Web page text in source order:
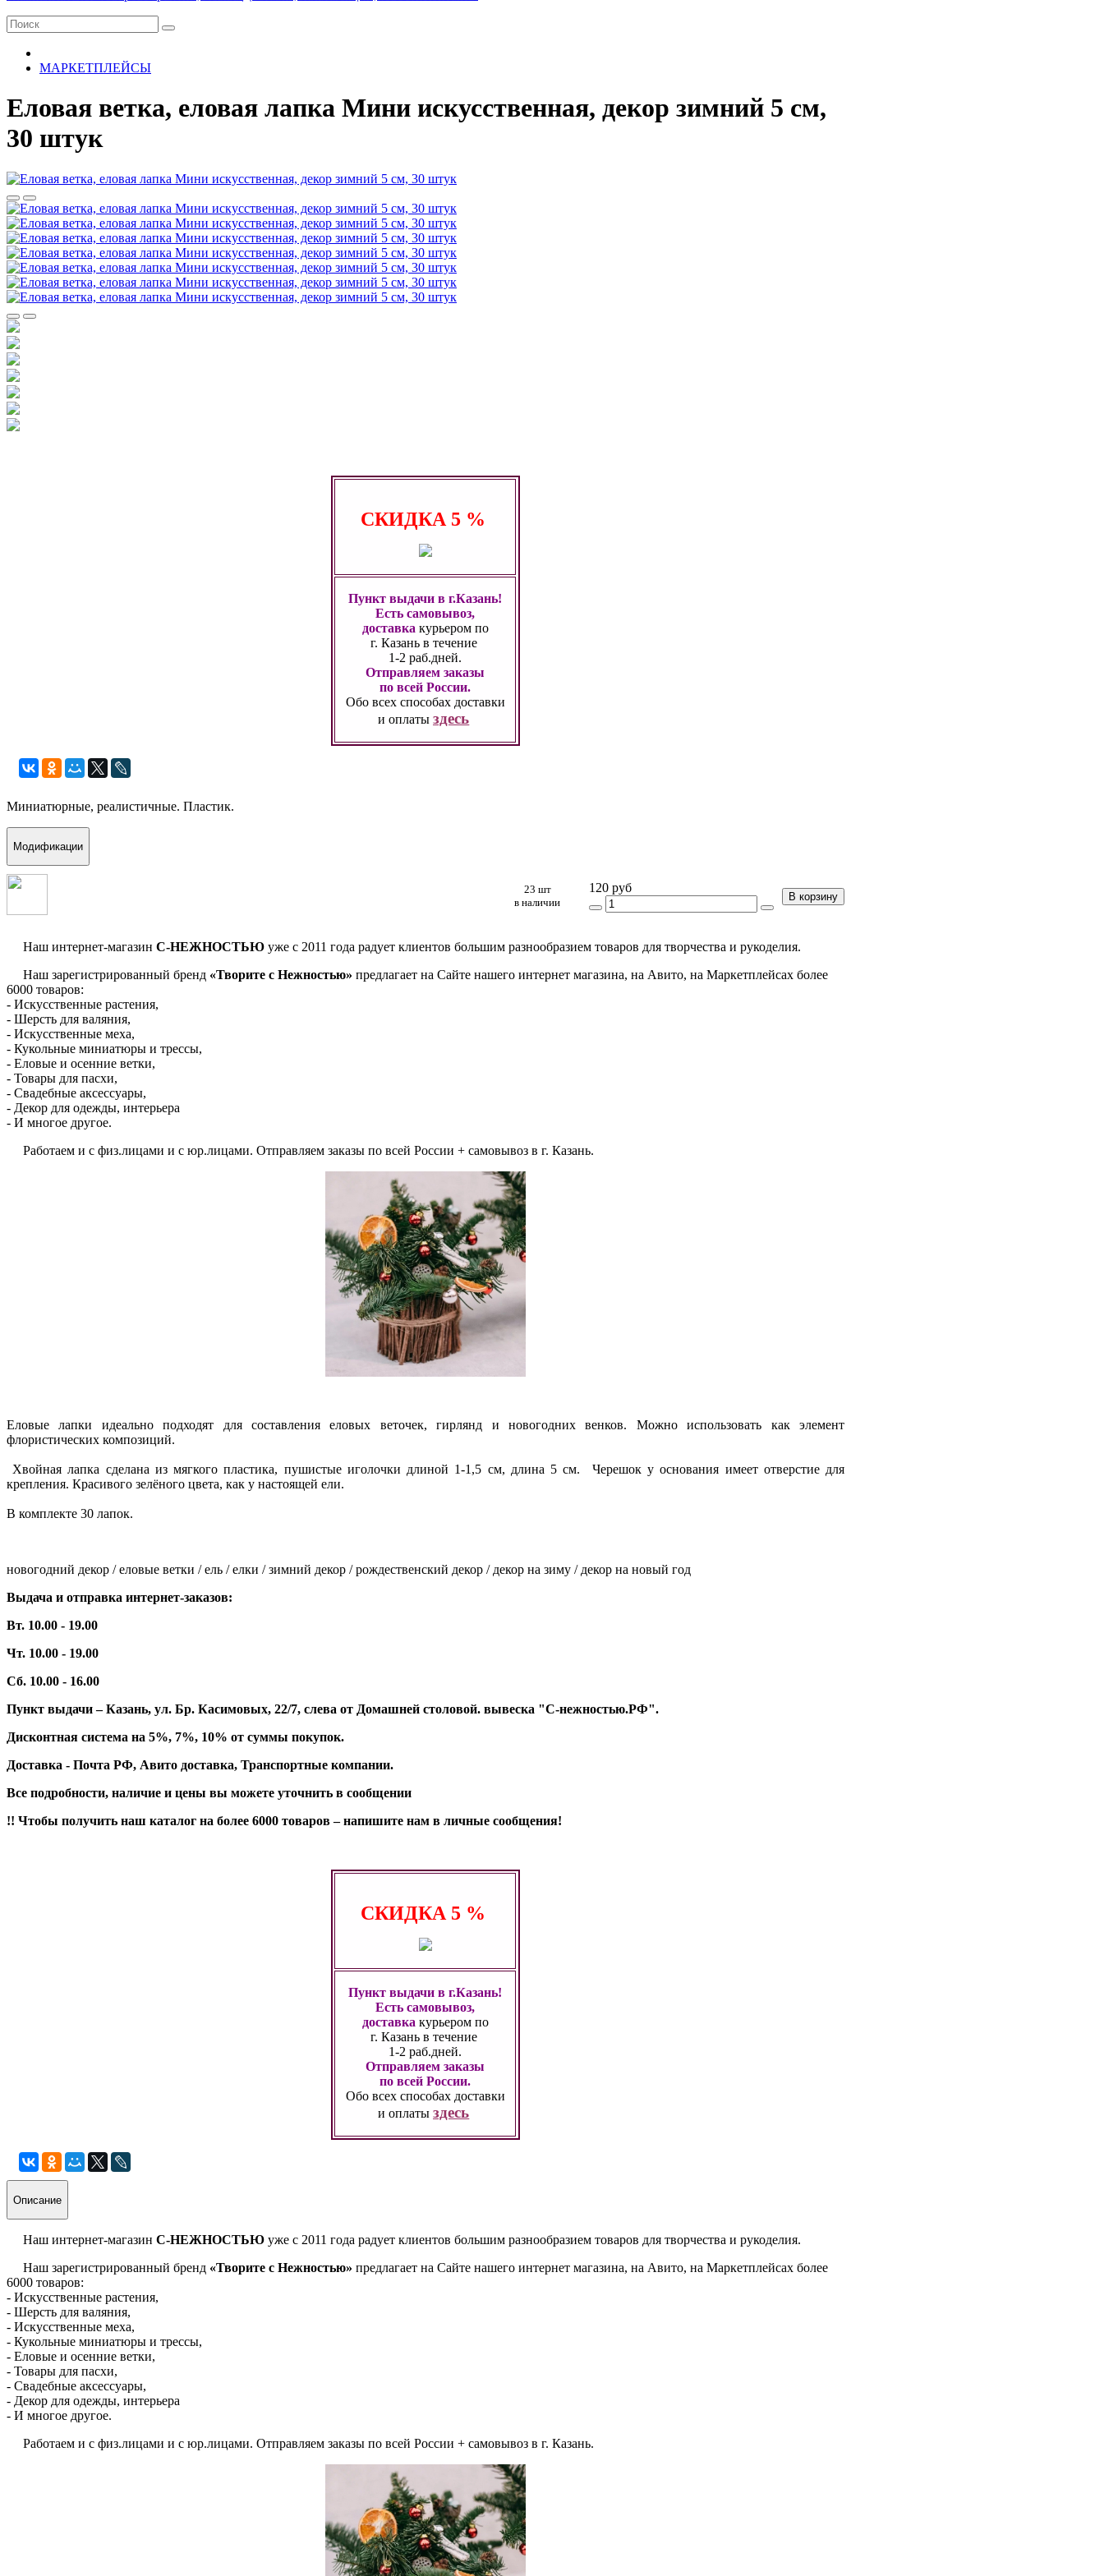
МАРКЕТПЛЕЙСЫ
Еловая ветка, еловая лапка Мини искусственная, декор зимний 5 см,
30 штук
СКИДКА 5 %
Пункт выдачи в г.Казань!
Есть самовывоз,
доставка курьером по
г. Казань в течение
1-2 раб.дней.
Отправляем заказы
по всей России.
Обо всех способах доставки
и оплатыздесь
Миниатюрные, реалистичные. Пластик.
Модификации
23 шт
в наличии
120 руб
В корзину
Наш интернет-магазин С-НЕЖНОСТЬЮ уже с 2011 года радует клиентов большим разнообразием товаров для творчества и рукоделия.
Наш зарегистрированный бренд «Творите с Нежностью» предлагает на Сайте нашего интернет магазина, на Авито, на Маркетплейсах более
6000 товаров:
- Искусственные растения,
- Шерсть для валяния,
- Искусственные меха,
- Кукольные миниатюры и трессы,
- Еловые и осенние ветки,
- Товары для пасхи,
- Свадебные аксессуары,
- Декор для одежды, интерьера
- И многое другое.
Работаем и с физ.лицами и с юр.лицами. Отправляем заказы по всей России + самовывоз в г. Казань.
Еловые лапки идеально подходят для составления еловых веточек, гирлянд и новогодних венков. Можно использовать как элемент
флористических композиций.
Хвойная лапка сделана из мягкого пластика, пушистые иголочки длиной 1-1,5 см, длина 5 см. Черешок у основания имеет отверстие для
крепления. Красивого зелёного цвета, как у настоящей ели.
В комплекте 30 лапок.
новогодний декор / еловые ветки / ель / елки / зимний декор / рождественский декор / декор на зиму / декор на новый год
Выдача и отправка интернет-заказов:
Вт. 10.00 - 19.00
Чт. 10.00 - 19.00
Сб. 10.00 - 16.00
Пункт выдачи – Казань, ул. Бр. Касимовых, 22/7, слева от Домашней столовой. вывеска "С-нежностью.РФ".
Дисконтная система на 5%, 7%, 10% от суммы покупок.
Доставка - Почта РФ, Авито доставка, Транспортные компании.
Все подробности, наличие и цены вы можете уточнить в сообщении
!! Чтобы получить наш каталог на более 6000 товаров – напишите нам в личные сообщения!
СКИДКА 5 %
Пункт выдачи в г.Казань!
Есть самовывоз,
доставка курьером по
г. Казань в течение
1-2 раб.дней.
Отправляем заказы
по всей России.
Обо всех способах доставки
и оплатыздесь
Описание
Наш интернет-магазин С-НЕЖНОСТЬЮ уже с 2011 года радует клиентов большим разнообразием товаров для творчества и рукоделия.
Наш зарегистрированный бренд «Творите с Нежностью» предлагает на Сайте нашего интернет магазина, на Авито, на Маркетплейсах более
6000 товаров:
- Искусственные растения,
- Шерсть для валяния,
- Искусственные меха,
- Кукольные миниатюры и трессы,
- Еловые и осенние ветки,
- Товары для пасхи,
- Свадебные аксессуары,
- Декор для одежды, интерьера
- И многое другое.
Работаем и с физ.лицами и с юр.лицами. Отправляем заказы по всей России + самовывоз в г. Казань.